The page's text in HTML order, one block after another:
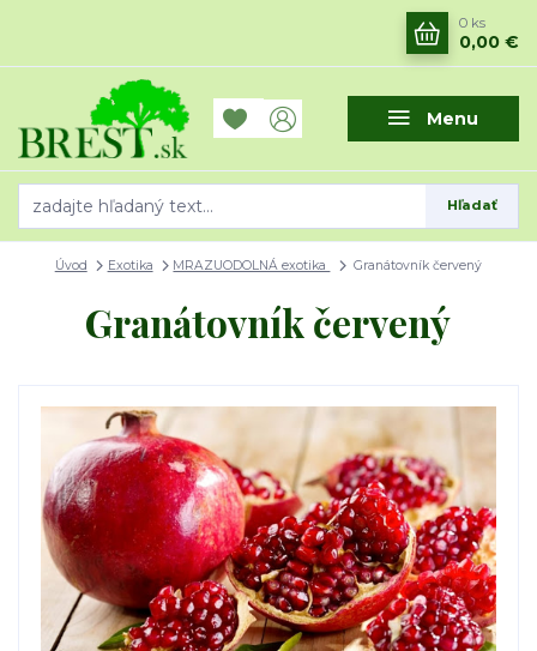
Menu
Hľadať
0 ks
0,00 €
Úvod Exotika MRAZUODOLNÁ exotika Granátovník červený
Granátovník červený